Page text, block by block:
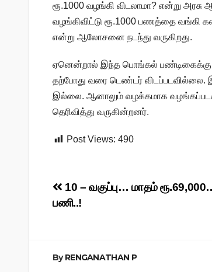
ரூ.1000 வழங்கி விடலாமா? என்று அரசு
வழங்கிவிட்டு ரூ.1000 பணத்தை
என்று ஆலோசனை நடந்து வருகிறது.
ஏனென்றால் இந்த பொங்கல் பண்டிகைக்கு
தற்போது வரை டெண்டர் விடப்படவில்லை.
இல்லை. ஆனாலும் வழக்கமாக
தெரிவித்து வருகின்றனர்.
Post Views: 490
Post
10 – வகுப்பு… மாதம்
பணி..!
ByRENGANATHAN P